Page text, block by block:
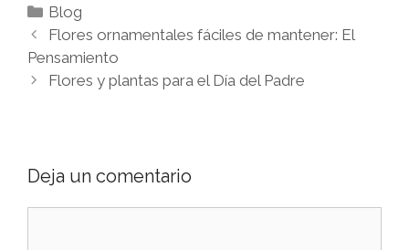
Categorías
Blog
Navegación
de
entradas
Flores ornamentales fáciles de mantener: El
Pensamiento
Flores y plantas para el Día del Padre
Deja un comentario